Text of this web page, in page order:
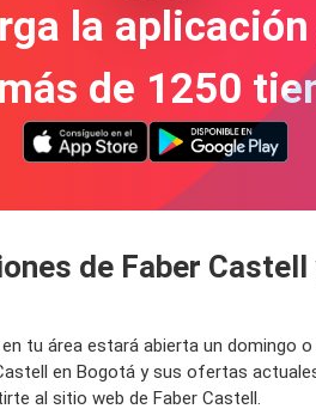
la
de 1250
de Faber
tu área estará abierta un
en Bogotá y sus ofertas
al sitio web de Faber Castell.